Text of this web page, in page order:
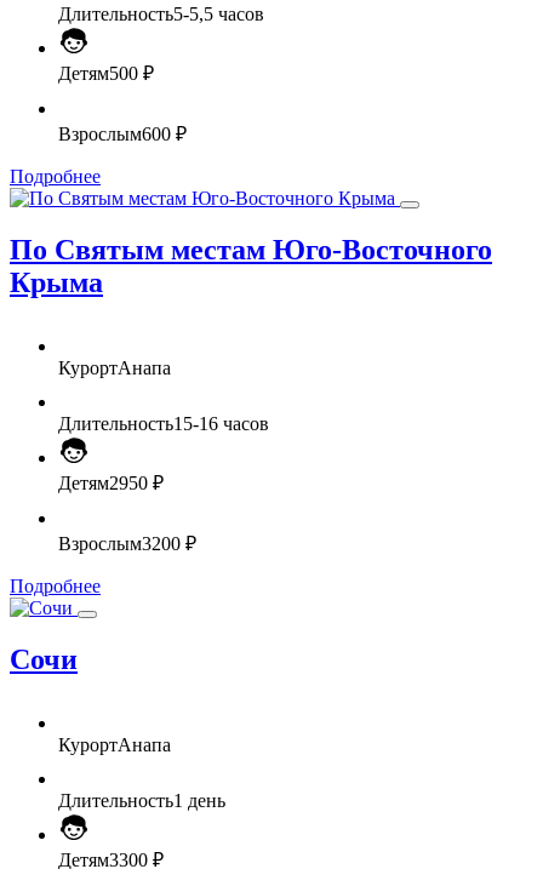
Длительность5-5,5 часов
Детям500 ₽
Взрослым600 ₽
Подробнее
По Святым местам Юго-Восточного
Крыма
КурортАнапа
Длительность15-16 часов
Детям2950 ₽
Взрослым3200 ₽
Подробнее
Сочи
КурортАнапа
Длительность1 день
Детям3300 ₽